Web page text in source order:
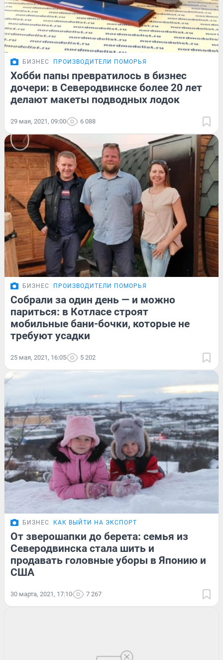
БИЗНЕС ПРОИЗВОДИТЕЛИ ПОМОРЬЯ
Хобби папы превратилось в бизнес
дочери: в Северодвинске более 20 лет
делают макеты подводных лодок
29 мая, 2021, 09:00 6 088
БИЗНЕС ПРОИЗВОДИТЕЛИ ПОМОРЬЯ
Собрали за один день — и можно
париться: в Котласе строят
мобильные бани-бочки, которые не
требуют усадки
25 мая, 2021, 16:05 5 202
БИЗНЕС КАК ВЫЙТИ НА ЭКСПОРТ
От зверошапки до берета: семья из
Северодвинска стала шить и
продавать головные уборы в Японию и
США
30 марта, 2021, 17:10 7 267